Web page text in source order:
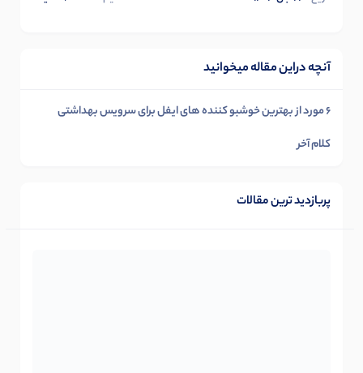
آنچه دراین مقاله میخوانید
6 مورد از بهترین خوشبو کننده های ایفل برای سرویس بهداشتی
کلام آخر
پربازدید ترین مقالات